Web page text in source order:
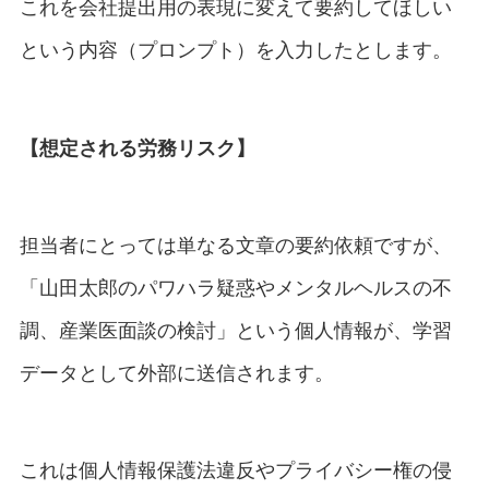
これを会社提出用の表現に変えて要約してほしい
という内容（プロンプト）を入力したとします。
【想定される労務リスク】
担当者にとっては単なる文章の要約依頼ですが、
「山田太郎のパワハラ疑惑やメンタルヘルスの不
調、産業医面談の検討」という個人情報が、学習
データとして外部に送信されます。
これは個人情報保護法違反やプライバシー権の侵